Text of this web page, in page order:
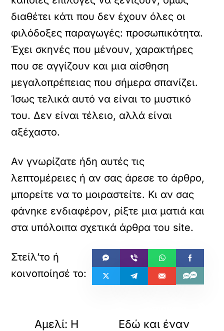
διαθέτει κάτι που δεν έχουν όλες οι
φιλόδοξες παραγωγές: προσωπικότητα.
Έχει σκηνές που μένουν, χαρακτήρες
που σε αγγίζουν και μια αίσθηση
μεγαλοπρέπειας που σήμερα σπανίζει.
Ίσως τελικά αυτό να είναι το μυστικό
του. Δεν είναι τέλειο, αλλά είναι
αξέχαστο.
Αν γνωρίζατε ήδη αυτές τις
λεπτομέρειες ή αν σας άρεσε το άρθρο,
μπορείτε να το μοιραστείτε. Κι αν σας
φάνηκε ενδιαφέρον, ρίξτε μια ματιά και
στα υπόλοιπα σχετικά άρθρα του site.
Αμελί: Η
Εδώ και έναν